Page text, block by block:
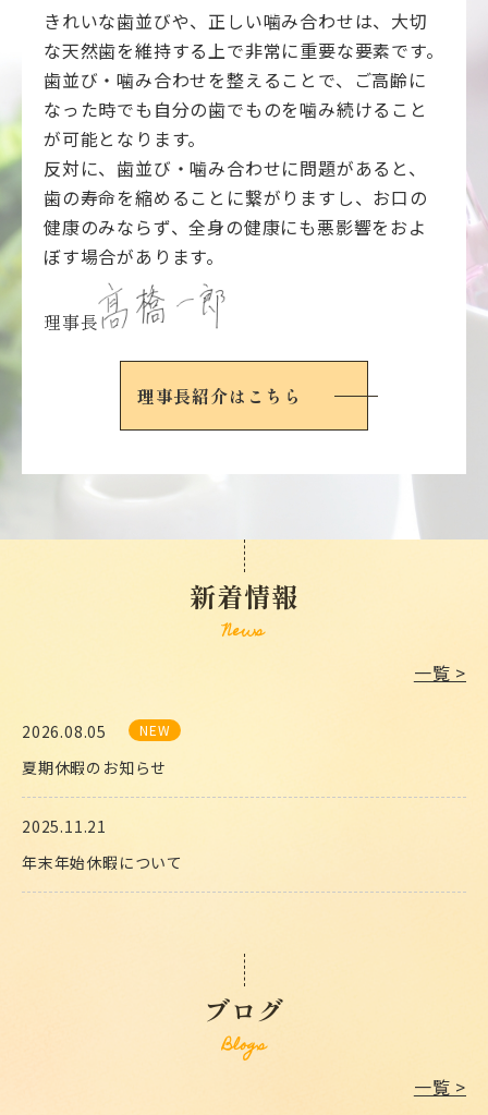
きれいな歯並びや、正しい噛み合わせは、大切
な天然歯を維持する上で非常に重要な要素です。
歯並び・噛み合わせを整えることで、ご高齢に
なった時でも自分の歯でものを噛み続けること
が可能となります。
反対に、歯並び・噛み合わせに問題があると、
歯の寿命を縮めることに繋がりますし、お口の
健康のみならず、全身の健康にも悪影響をおよ
ぼす場合があります。
理事長
理事長紹介はこちら
新着情報
News
一覧 >
2026.08.05
夏期休暇のお知らせ
2025.11.21
年末年始休暇について
ブログ
Blogs
一覧 >